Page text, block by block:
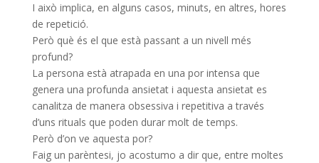
I això implica, en alguns casos, minuts, en altres, hores
de repetició.
Però què és el que està passant a un nivell més
profund?
La persona està atrapada en una por intensa que
genera una profunda ansietat i aquesta ansietat es
canalitza de manera obsessiva i repetitiva a través
d’uns rituals que poden durar molt de temps.
Però d’on ve aquesta por?
Faig un parèntesi, jo acostumo a dir que, entre moltes